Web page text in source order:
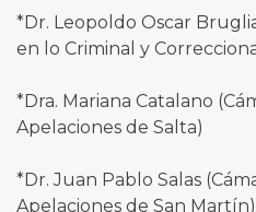
*Dr. Leopoldo Oscar
en lo Criminal y
*Dra. Mariana Catalano
Apelaciones de Salta)
*Dr. Juan Pablo Salas
Apelaciones de San Martín)